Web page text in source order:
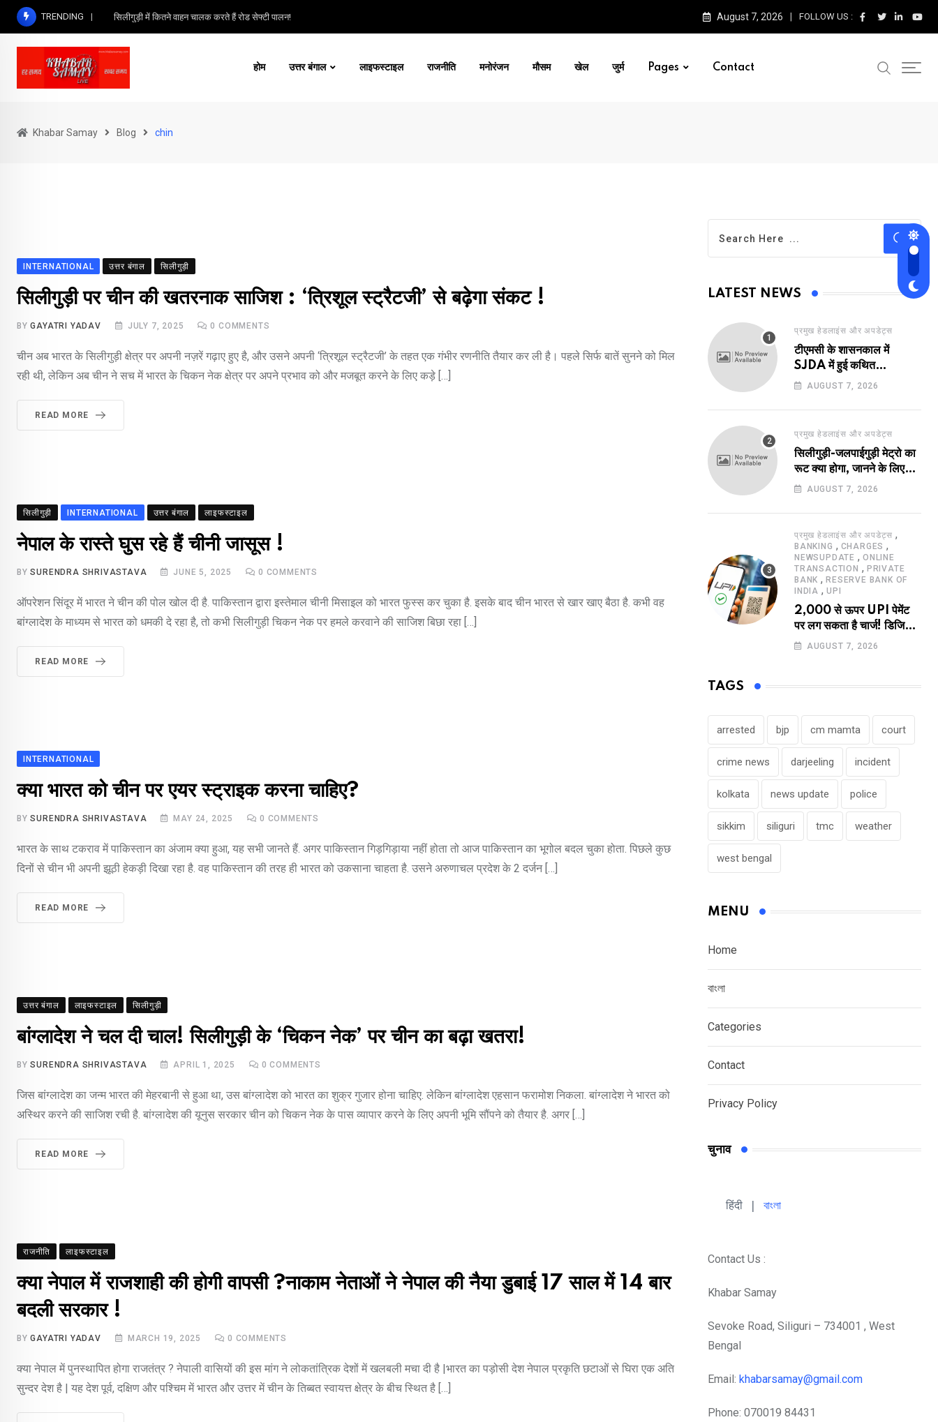
Skip
content
TRENDING सिलीगुड़ी में कितने वाहन चालक करते हैं रोड सेफ्टी पालन! August 7, 2026 FOLLOW US :
होम उत्तर बंगाल लाइफस्टाइल राजनीति मनोरंजन मौसम खेल जुर्म Pages Contact
Khabar Samay Blog chin
INTERNATIONAL उत्तर बंगाल सिलीगुड़ी
सिलीगुड़ी पर चीन की खतरनाक साजिश : ‘त्रिशूल स्ट्रैटजी’ से बढ़ेगा संकट !
BYGAYATRI YADAV JULY 7, 2025 0 COMMENTS
चीन अब भारत के सिलीगुड़ी क्षेत्र पर अपनी नज़रें गढ़ाए हुए है, और उसने अपनी ‘त्रिशूल स्ट्रैटजी’ के तहत एक गंभीर रणनीति तैयार कर ली है। पहले सिर्फ बातें सुनने को मिल
रही थी, लेकिन अब चीन ने सच में भारत के चिकन नेक क्षेत्र पर अपने प्रभाव को और मजबूत करने के लिए कड़े […]
READ MORE
सिलीगुड़ी INTERNATIONAL उत्तर बंगाल लाइफस्टाइल
नेपाल के रास्ते घुस रहे हैं चीनी जासूस !
BYSURENDRA SHRIVASTAVA JUNE 5, 2025 0 COMMENTS
ऑपरेशन सिंदूर में भारत ने चीन की पोल खोल दी है. पाकिस्तान द्वारा इस्तेमाल चीनी मिसाइल को भारत फुस्स कर चुका है. इसके बाद चीन भारत से खार खाए बैठा है. कभी वह
बांग्लादेश के माध्यम से भारत को धमकी दे रहा है, तो कभी सिलीगुड़ी चिकन नेक पर हमले करवाने की साजिश बिछा रहा […]
READ MORE
INTERNATIONAL
क्या भारत को चीन पर एयर स्ट्राइक करना चाहिए?
BYSURENDRA SHRIVASTAVA MAY 24, 2025 0 COMMENTS
भारत के साथ टकराव में पाकिस्तान का अंजाम क्या हुआ, यह सभी जानते हैं. अगर पाकिस्तान गिड़गिड़ाया नहीं होता तो आज पाकिस्तान का भूगोल बदल चुका होता. पिछले कुछ
दिनों से चीन भी अपनी झूठी हेकड़ी दिखा रहा है. वह पाकिस्तान की तरह ही भारत को उकसाना चाहता है. उसने अरुणाचल प्रदेश के 2 दर्जन […]
READ MORE
उत्तर बंगाल लाइफस्टाइल सिलीगुड़ी
बांग्लादेश ने चल दी चाल! सिलीगुड़ी के ‘चिकन नेक’ पर चीन का बढ़ा खतरा!
BYSURENDRA SHRIVASTAVA APRIL 1, 2025 0 COMMENTS
जिस बांग्लादेश का जन्म भारत की मेहरबानी से हुआ था, उस बांग्लादेश को भारत का शुक्र गुजार होना चाहिए. लेकिन बांग्लादेश एहसान फरामोश निकला. बांग्लादेश ने भारत को
अस्थिर करने की साजिश रची है. बांग्लादेश की यूनुस सरकार चीन को चिकन नेक के पास व्यापार करने के लिए अपनी भूमि सौंपने को तैयार है. अगर […]
READ MORE
राजनीति लाइफस्टाइल
क्या नेपाल में राजशाही की होगी वापसी ?नाकाम नेताओं ने नेपाल की नैया डुबाई 17 साल में 14 बार
बदली सरकार !
BYGAYATRI YADAV MARCH 19, 2025 0 COMMENTS
क्या नेपाल में पुनस्थापित होगा राजतंत्र ? नेपाली वासियों की इस मांग ने लोकतांत्रिक देशों में खलबली मचा दी है |भारत का पड़ोसी देश नेपाल प्रकृति छटाओं से घिरा एक अति
सुन्दर देश है | यह देश पूर्व, दक्षिण और पश्चिम में भारत और उत्तर में चीन के तिब्बत स्वायत्त क्षेत्र के बीच स्थित है […]
LATEST NEWS
प्रमुख हेडलाइंस और अपडेट्स
टीएमसी के शासनकाल में
SJDA में हुई कथित
अनियमितता व भ्रष्टाचार की
नए अवतार में लौटा SJDA!
AUGUST 7, 2026
प्रमुख हेडलाइंस और अपडेट्स
सिलीगुड़ी-जलपाईगुड़ी मेट्रो का
रूट क्या होगा, जानने के लिए
उत्सुक हो रहे हैं?
AUGUST 7, 2026
प्रमुख हेडलाइंस और अपडेट्स ,
BANKING , CHARGES ,
NEWSUPDATE , ONLINE
TRANSACTION , PRIVATE
BANK ,RESERVE BANK OF
INDIA , UPI
2,000 से ऊपर UPI पेमेंट
पर लग सकता है चार्ज! डिजिटल
पेमेंट करने वालों के लिए बड़ा
AUGUST 7, 2026
TAGS
arrested bjp cm mamta court
crime news darjeeling incident
kolkata news update police
sikkim siliguri tmc weather
west bengal
MENU
Home
বাংলা
Categories
Contact
Privacy Policy
चुनाव
हिंदी | বাংলা
Contact Us :
Khabar Samay
Sevoke Road, Siliguri – 734001 , West
Bengal
Email: khabarsamay@gmail.com
Phone: 070019 84431